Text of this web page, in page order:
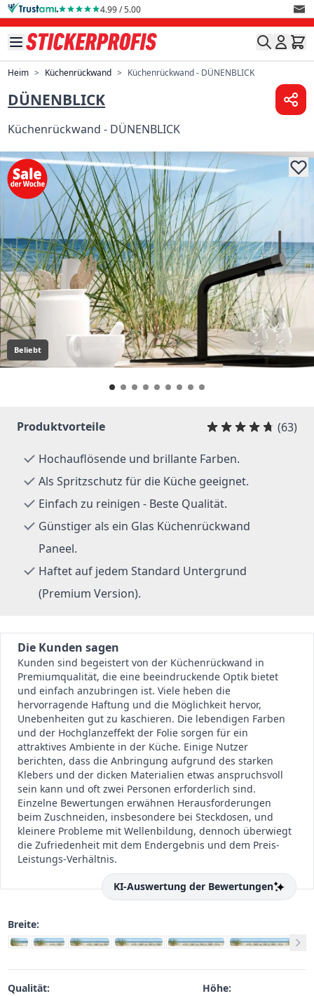
Direkt zum Inhalt 4.99 / 5.00
Heim > Küchenrückwand > Küchenrückwand - DÜNENBLICK
DÜNENBLICK
Küchenrückwand - DÜNENBLICK
Beliebt
Produktvorteile (63)
Hochauflösende und brillante Farben.
Als Spritzschutz für die Küche geeignet.
Einfach zu reinigen - Beste Qualität.
Günstiger als ein Glas Küchenrückwand
Paneel.
Haftet auf jedem Standard Untergrund
(Premium Version).
Die Kunden sagen
Kunden sind begeistert von der Küchenrückwand in
Premiumqualität, die eine beeindruckende Optik bietet
und einfach anzubringen ist. Viele heben die
hervorragende Haftung und die Möglichkeit hervor,
Unebenheiten gut zu kaschieren. Die lebendigen Farben
und der Hochglanzeffekt der Folie sorgen für ein
attraktives Ambiente in der Küche. Einige Nutzer
berichten, dass die Anbringung aufgrund des starken
Klebers und der dicken Materialien etwas anspruchsvoll
sein kann und oft zwei Personen erforderlich sind.
Einzelne Bewertungen erwähnen Herausforderungen
beim Zuschneiden, insbesondere bei Steckdosen, und
kleinere Probleme mit Wellenbildung, dennoch überwiegt
die Zufriedenheit mit dem Endergebnis und dem Preis-
Leistungs-Verhältnis.
KI-Auswertung der Bewertungen
Breite:
Qualität:
Höhe: